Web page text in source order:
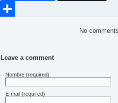
No
Leave a comment
Nombre (required)
E-mail (required)